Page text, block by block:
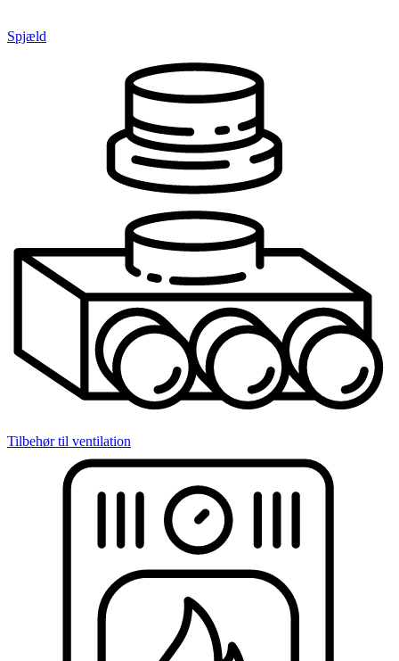
Spjæld
Tilbehør til ventilation